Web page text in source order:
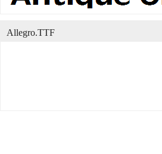
Allegro.TTF